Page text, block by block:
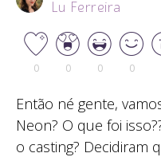
Lu Ferreira
0 0 0 0
Então né gente,
Neon? O que foi
o casting? Decidiram